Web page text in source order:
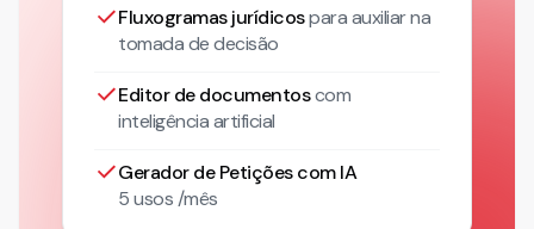
Fluxogramas jurídicospara auxiliar na
tomada de decisão
Editor de documentoscom
inteligência artificial
Gerador de Petições com IA
5 usos /mês